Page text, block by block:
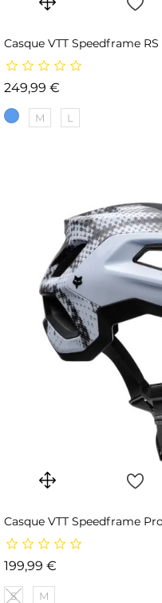
Casque VTT Speedframe
249,99 €
M L
Casque VTT Speedframe
199,99 €
S M